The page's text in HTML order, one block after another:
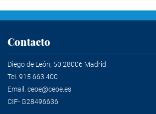
Contacto
Diego de León, 50 28006 Madrid
Tel. 915 663 400
Email. ceoe@ceoe.es
CIF- G28496636